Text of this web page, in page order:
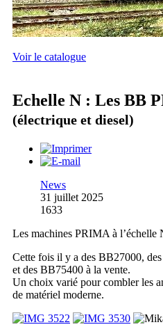
Voir le catalogue
Echelle N : Les BB
(électrique et diesel)
News
31 juillet 2025
1633
Les machines PRIMA à
Cette fois il y a des BB27000,
et des BB75400 à la vente.
Un choix varié pour combler les
de matériel moderne.